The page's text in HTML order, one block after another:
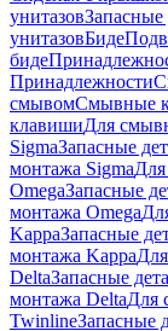
унитазовЗапасные
унитазовБиде
биде
Принадлежности
смывомСмывные
клавишиДля
SigmaЗапасные
монтажа Sigma
OmegaЗапасные
монтажа Omega
KappaЗапасные
монтажа Kappa
DeltaЗапасные
монтажа DeltaДля
TwinlineЗапасные